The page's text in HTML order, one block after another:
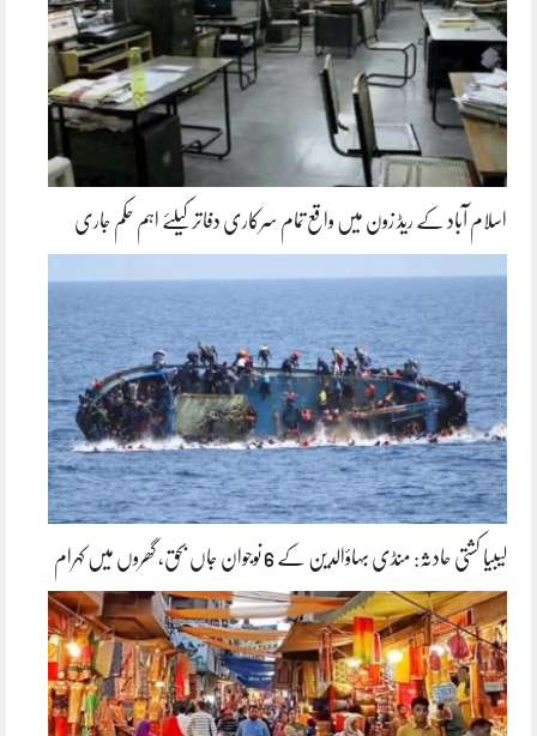
اسلام آباد کے ریڈ زون میں واقع تمام سرکاری دفاتر کیلئے اہم حکم جاری
لیبیا کشتی حادثہ: منڈی بہاؤالدین کے 6 نوجوان جاں بحق، گھروں میں کہرام